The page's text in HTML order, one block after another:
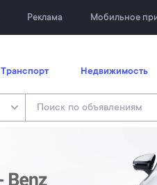
Реклама Мобильное
Транспорт Недвижимость